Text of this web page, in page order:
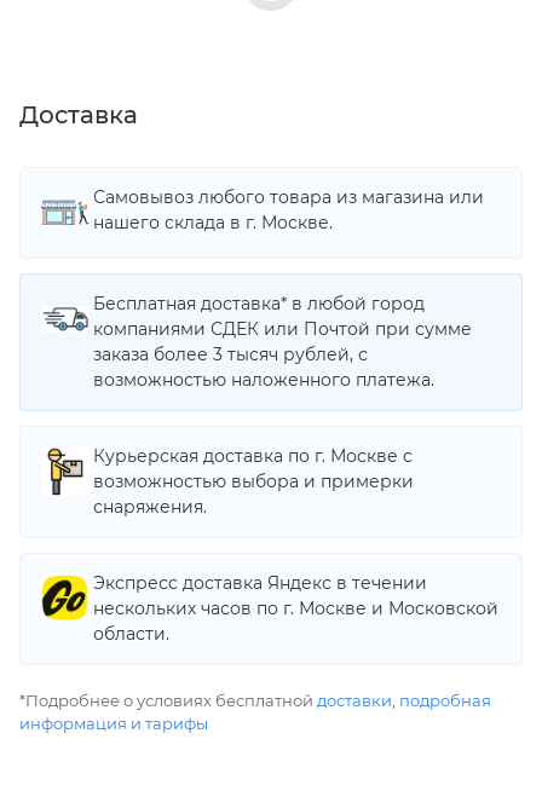
Доставка
Самовывоз любого товара из магазина или
нашего склада в г. Москве.
Бесплатная доставка* в любой город
компаниями СДЕК или Почтой при сумме
заказа более 3 тысяч рублей, с
возможностью наложенного платежа.
Курьерская доставка по г. Москве с
возможностью выбора и примерки
снаряжения.
Экспресс доставка Яндекс в течении
нескольких часов по г. Москве и Московской
области.
*Подробнее о условиях бесплатной доставки подробная
информация и тарифы